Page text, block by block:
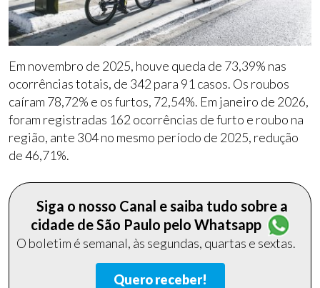
Em novembro de 2025, houve queda de 73,39% nas
ocorrências totais, de 342 para 91 casos. Os roubos
caíram 78,72% e os furtos, 72,54%. Em janeiro de 2026,
foram registradas 162 ocorrências de furto e roubo na
região, ante 304 no mesmo período de 2025, redução
de 46,71%.
Siga o nosso Canal e saiba tudo sobre a
cidade de São Paulo pelo Whatsapp
O boletim é semanal, às segundas, quartas e sextas.
Quero receber!